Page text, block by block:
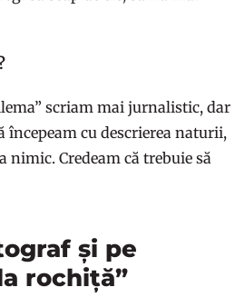
scriam mai jurnalistic, dar
cu descrierea naturii,
nimic. Credeam că trebuie să
și pe
rochiță”